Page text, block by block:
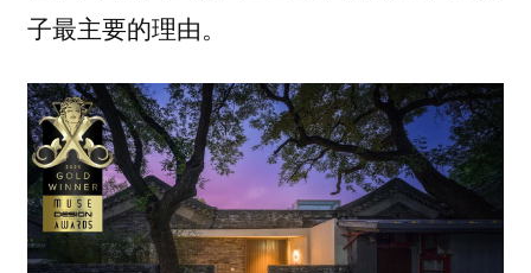
子最主要的理由。